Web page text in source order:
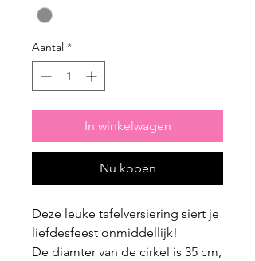
Aantal *
In winkelwagen
Nu kopen
Deze leuke tafelversiering siert je
liefdesfeest onmiddellijk!
De diamter van de cirkel is 35 cm,